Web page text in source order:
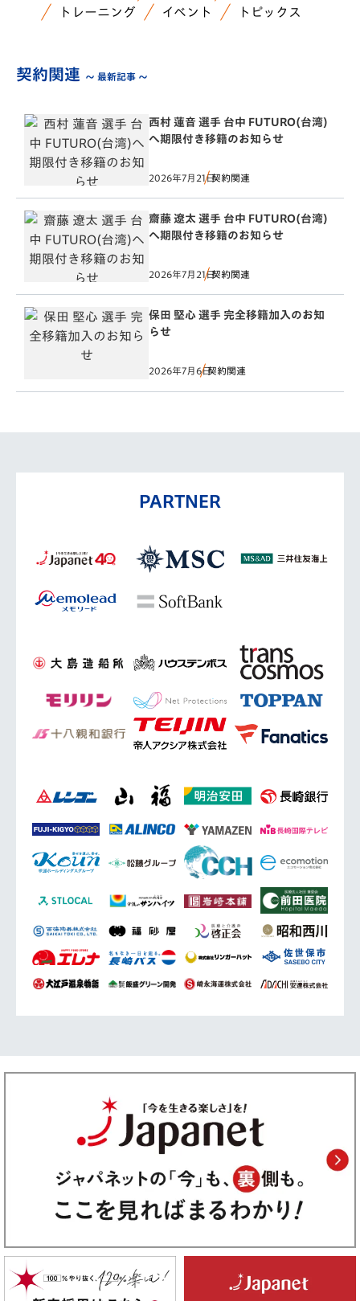
トレーニング
イベント トピックス
契約関連 ～ 最新記事 ～
西村 蓮音 選手 台中 FUTURO(台湾)
へ期限付き移籍のお知らせ
2026年7月21日契約関連
齋藤 遼太 選手 台中 FUTURO(台湾)
へ期限付き移籍のお知らせ
2026年7月21日契約関連
保田 堅心 選手 完全移籍加入のお知
らせ
2026年7月6日契約関連
PARTNER